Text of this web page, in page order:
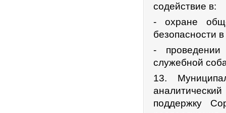
содействие в:
- охране
безопасности
- проведении
служебной
13.
поддержку